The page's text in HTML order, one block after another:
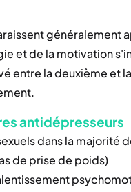
généralement
et de la motivation
entre la deuxième et
antidépresseurs
dans la majorité
de prise de poids)